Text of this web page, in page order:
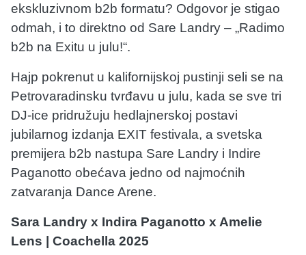
ekskluzivnom b2b formatu? Odgovor je stigao
odmah, i to direktno od Sare Landry – „Radimo
b2b na Exitu u julu!“.
Hajp pokrenut u kalifornijskoj pustinji seli se na
Petrovaradinsku tvrđavu u julu, kada se sve tri
DJ-ice pridružuju hedlajnerskoj postavi
jubilarnog izdanja EXIT festivala, a svetska
premijera b2b nastupa Sare Landry i Indire
Paganotto obećava jedno od najmoćnih
zatvaranja Dance Arene.
Sara Landry x Indira Paganotto x Amelie
Lens | Coachella 2025